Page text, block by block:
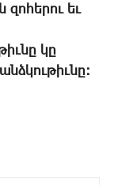
զոհերու եւ
կը